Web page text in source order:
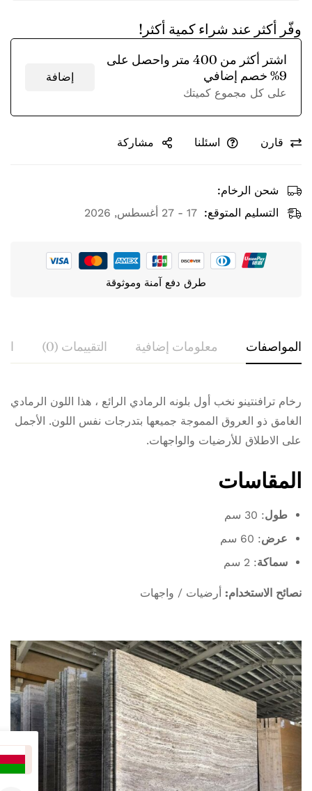
وفّر أكثر عند شراء كمية أكثر!
اشتر أكثر من 400 متر واحصل على
9% خصم إضافي
على كل مجموع كميتك
إضافة
قارن اسئلنا مشاركة
شحن الرخام:
التسليم المتوقع: 17 - 27 أغسطس, 2026
طرق دفع آمنة وموثوقة
المواصفات معلومات إضافية التقييمات (0)
رخام ترافنتينو نخب أول بلونه الرمادي الرائع ، هذا اللون الرمادي
الغامق ذو العروق المموجة جميعها بتدرجات نفس اللون. الأجمل
على الاطلاق للأرضيات والواجهات.
المقاسات
طول: 30 سم
عرض: 60 سم
سماكة: 2 سم
نصائح الاستخدام: أرضيات / واجهات
التشطيب مصقول لامع
بلد المنشأ إيران
التقييم والمراجعة
بناءً على مراجعة 0 كتابة مراجعة
لا توجد تقييمات حتى الآن.
السؤال والإجابة
سؤال0 اسئلنا
لا توجد أي أسئلة تم العثور عليها.